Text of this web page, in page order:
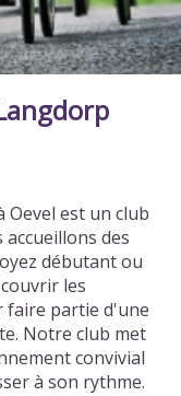
est un club
des
débutant ou
les
faire partie d'une
Notre club met
convivial
à son rythme.